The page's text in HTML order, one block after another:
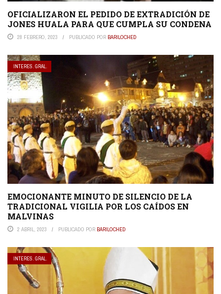
OFICIALIZARON EL PEDIDO DE EXTRADICIÓN DE
JONES HUALA PARA QUE CUMPLA SU CONDENA
28 FEBRERO, 2023 PUBLICADO POR BARILOCHED
INTERES. GRAL.
EMOCIONANTE MINUTO DE SILENCIO DE LA
TRADICIONAL VIGILIA POR LOS CAÍDOS EN
MALVINAS
2 ABRIL, 2023 PUBLICADO POR BARILOCHED
INTERES. GRAL.